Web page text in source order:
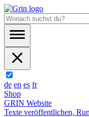
de en es fr
Shop
GRIN Website
Texte veröffentlichen,